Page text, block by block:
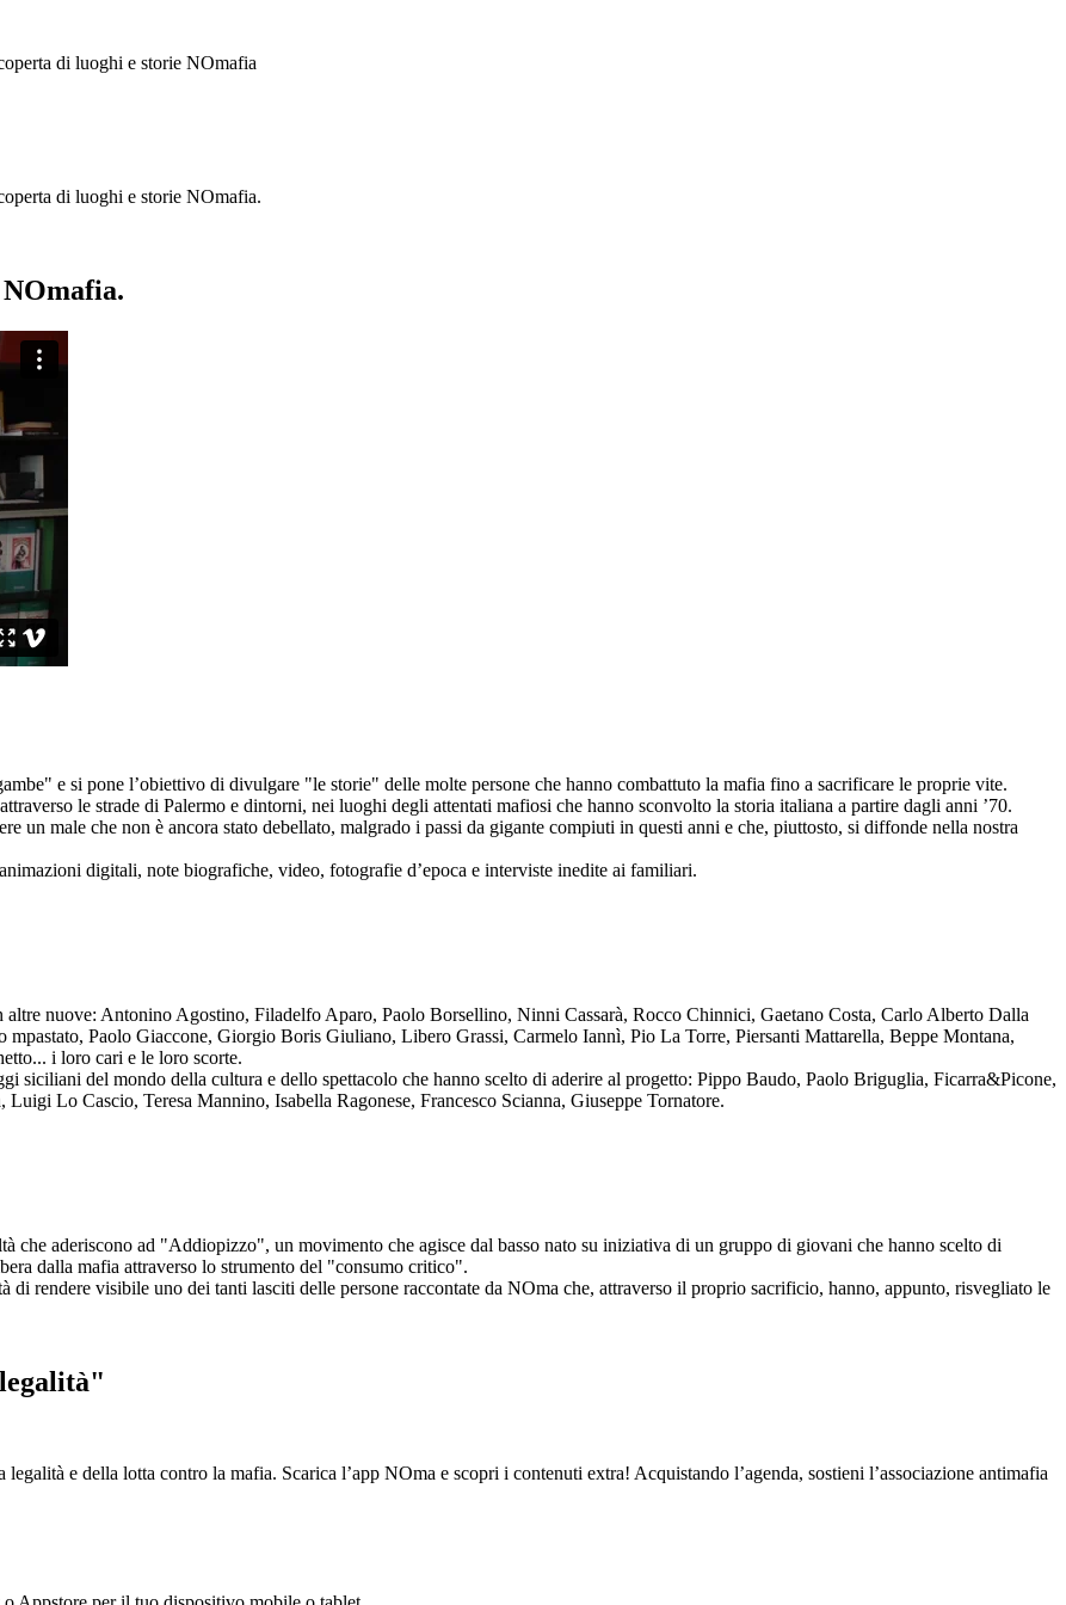
di luoghi e storie NOmafia
di luoghi e storie NOmafia.
e si pone l’obiettivo di divulgare "le storie" delle molte persone che hanno combattuto la mafia fino a sacrificare le proprie vite.
le strade di Palermo e dintorni, nei luoghi degli attentati mafiosi che hanno sconvolto la storia italiana a partire dagli anni ’70.
un male che non è ancora stato debellato, malgrado i passi da gigante compiuti in questi anni e che, piuttosto, si diffonde nella nostra
digitali, note biografiche, video, fotografie d’epoca e interviste inedite ai familiari.
altre nuove: Antonino Agostino, Filadelfo Aparo, Paolo Borsellino, Ninni Cassarà, Rocco Chinnici, Gaetano Costa, Carlo Alberto Dalla
Paolo Giaccone, Giorgio Boris Giuliano, Libero Grassi, Carmelo Iannì, Pio La Torre, Piersanti Mattarella, Beppe Montana,
i loro cari e le loro scorte.
siciliani del mondo della cultura e dello spettacolo che hanno scelto di aderire al progetto: Pippo Baudo, Paolo Briguglia, Ficarra&Picone,
Lo Cascio, Teresa Mannino, Isabella Ragonese, Francesco Scianna, Giuseppe Tornatore.
che aderiscono ad "Addiopizzo", un movimento che agisce dal basso nato su iniziativa di un gruppo di giovani che hanno scelto di
dalla mafia attraverso lo strumento del "consumo critico".
rendere visibile uno dei tanti lasciti delle persone raccontate da NOma che, attraverso il proprio sacrificio, hanno, appunto, risvegliato le
e della lotta contro la mafia. Scarica l’app NOma e scopri i contenuti extra! Acquistando l’agenda, sostieni l’associazione antimafia